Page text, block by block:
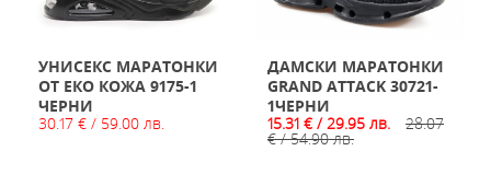
УНИСЕКС МАРАТОНКИ
ОТ ЕКО КОЖА 9175-1
ЧЕРНИ
30.17 € / 59.00 лв.
ДАМСКИ МАРАТОНКИ
GRAND ATTACK 30721-
1ЧЕРНИ
15.31 € / 29.95 лв.
28.07
€ / 54.90 лв.